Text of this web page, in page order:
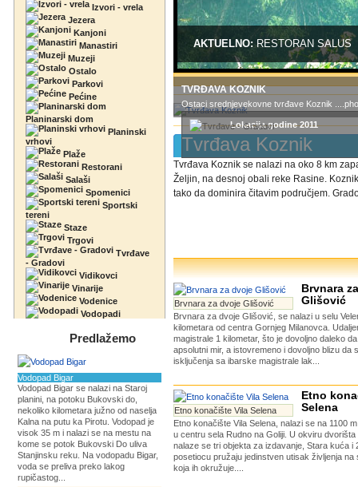
Izvori - vrela
Jezera
Kanjoni
Manastiri
Muzeji
Ostalo
Parkovi
Pećine
Planinarski dom
Planinski
vrhovi
Plaže
Restorani
Salaši
Spomenici
Sportski
tereni
Staze
Trgovi
Tvrđave
- Gradovi
Vidikovci
Vinarije
Vodenice
Vodopadi
Predlažemo
Vodopad Bigar
Vodopad Bigar se nalazi na Staroj
planini, na potoku Bukovski do,
nekoliko kilometara južno od naselja
Kalna na putu ka Pirotu. Vodopad je
visok 35 m i nalazi se na mestu na
kome se potok Bukovski Do uliva
Stanjinsku reku. Na vodopadu Bigar,
voda se preliva preko lakog
rupičastog...
AKTUELNO:RESTORAN SALUS
Lokacija godine 2011
TVRĐAVA KOZNIK
Ostaci srednjevekovne tvrđave Koznik
Tvrđava Koznik
Tvrđava Koznik se nalazi na oko 8 km
Željin, na desnoj obali reke Rasine.
tako da dominira čitavim područjem.
Brvnara za dvoje Glišović
Brvnara
Glišović
Brvnara za dvoje Glišović, se nalazi u selu
kilometara od centra Gornjeg Milanovca.
magistrale 1 kilometar, što je dovoljno daleko
apsolutni mir, a istovremeno i dovoljno blizu da
isključenja sa ibarske magistrale lak...
Etno konačište Vila Selena
Etno
Selena
Etno konačište Vila Selena, nalazi se na 1100
u centru sela Rudno na Goliji. U okviru
nalaze se tri objekta za izdavanje, Stara kuća i
posetiocu pružaju jedinstven utisak življenja na
koja ih okružuje....